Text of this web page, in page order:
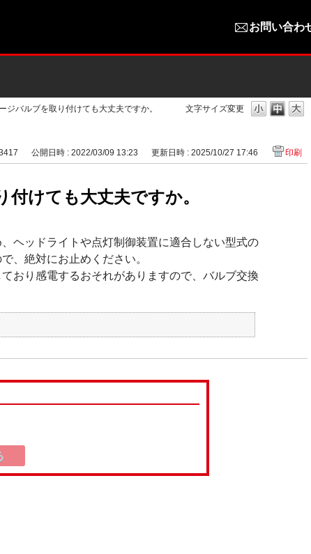
お問い合わ
文字サイズ変更
ジバルブを取り付けても大丈夫ですか。
公開日時 : 2022/03/09 13:23 更新日時 : 2025/10/27 17:46 印刷
けても大丈夫ですか。
ヘッドライトや点灯制御装置に適合しない型式の
、絶対にお止めください。
おり感電するおそれがありますので、バルブ交換